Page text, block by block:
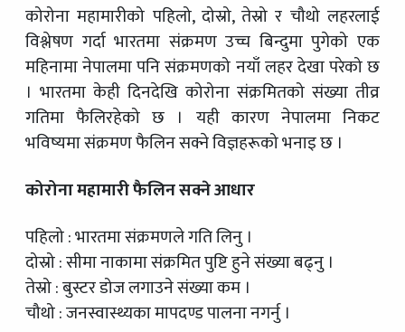
कोरोना महामारीको पहिलो, दोस्रो, तेस्रो र चौथो लहरलाई
विश्लेषण गर्दा भारतमा संक्रमण उच्च बिन्दुमा पुगेको एक
महिनामा नेपालमा पनि संक्रमणको नयाँ लहर देखा परेको छ
। भारतमा केही दिनदेखि कोरोना संक्रमितको संख्या तीव्र
गतिमा फैलिरहेको छ । यही कारण नेपालमा निकट
भविष्यमा संक्रमण फैलिन सक्ने विज्ञहरूको भनाइ छ ।
कोरोना महामारी फैलिन सक्ने आधार
पहिलो : भारतमा संक्रमणले गति लिनु ।
दोस्रो : सीमा नाकामा संक्रमित पुष्टि हुने संख्या बढ्नु ।
तेस्रो : बुस्टर डोज लगाउने संख्या कम ।
चौथो : जनस्वास्थ्यका मापदण्ड पालना नगर्नु ।